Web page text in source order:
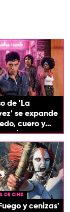
de 'La
se expande
cuero y
spin off
DE CINE
y cenizas'